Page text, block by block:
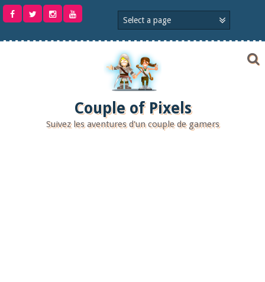
Aller
Couple of Pixels
Suivez les aventures d'un couple de gamers